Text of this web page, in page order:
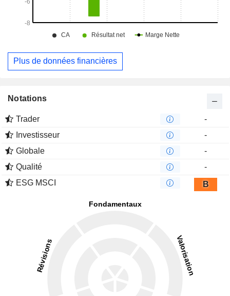
Plus de données financières
Notations
Trader
-
Investisseur
-
Globale
-
Qualité
-
ESG MSCI
B